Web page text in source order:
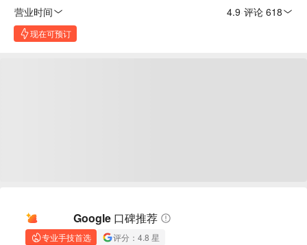
营业时间
4.9 评论 618
现在可预订
Google 口碑推荐
专业手技首选 评分：4.8 星